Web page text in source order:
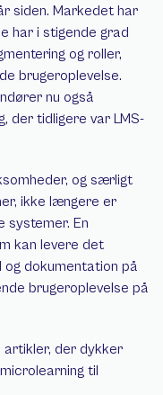
siden. Markedet har
har i stigende grad
og roller,
brugeroplevelse.
nu også
der tidligere var LMS-
og særligt
ikke længere er
systemer. En
kan levere det
dokumentation på
brugeroplevelse på
der dykker
til